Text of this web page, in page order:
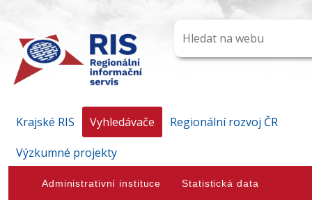
Krajské RIS Vyhledávače
Regionální rozvoj ČR
Výzkumné projekty
Administrativní instituce Statistická data